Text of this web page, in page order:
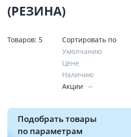
(РЕЗИНА)
Товаров: 5
Сортировать по
Умолчанию
Цене
Наличию
Акции
Подобрать товары
по параметрам